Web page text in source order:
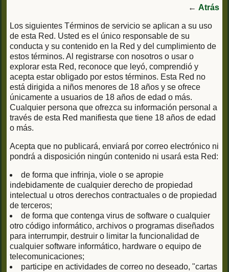
← Atrás
Los siguientes Términos de servicio se aplican a su uso
de esta Red. Usted es el único responsable de su
conducta y su contenido en la Red y del cumplimiento de
estos términos. Al registrarse con nosotros o usar o
explorar esta Red, reconoce que leyó, comprendió y
acepta estar obligado por estos términos. Esta Red no
está dirigida a niños menores de 18 años y se ofrece
únicamente a usuarios de 18 años de edad o más.
Cualquier persona que ofrezca su información personal a
través de esta Red manifiesta que tiene 18 años de edad
o más.
Acepta que no publicará, enviará por correo electrónico ni
pondrá a disposición ningún contenido ni usará esta Red:
de forma que infrinja, viole o se apropie
indebidamente de cualquier derecho de propiedad
intelectual u otros derechos contractuales o de propiedad
de terceros;
de forma que contenga virus de software o cualquier
otro código informático, archivos o programas diseñados
para interrumpir, destruir o limitar la funcionalidad de
cualquier software informático, hardware o equipo de
telecomunicaciones;
participe en actividades de correo no deseado, "cartas